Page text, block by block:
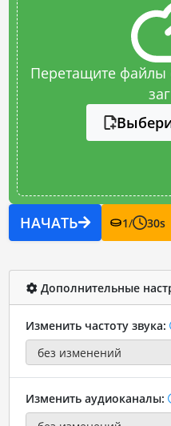
Перетащите файлы
НАЧАТЬ 1/ 30s
Дополнительные
Изменить частоту звука:
Изменить аудиоканалы: